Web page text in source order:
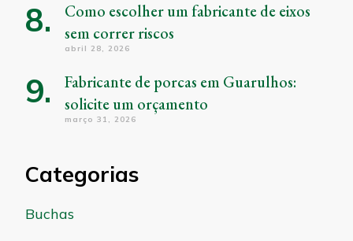
Como escolher um fabricante de eixos
sem correr riscos
abril 28, 2026
Fabricante de porcas em Guarulhos:
solicite um orçamento
março 31, 2026
Categorias
Buchas